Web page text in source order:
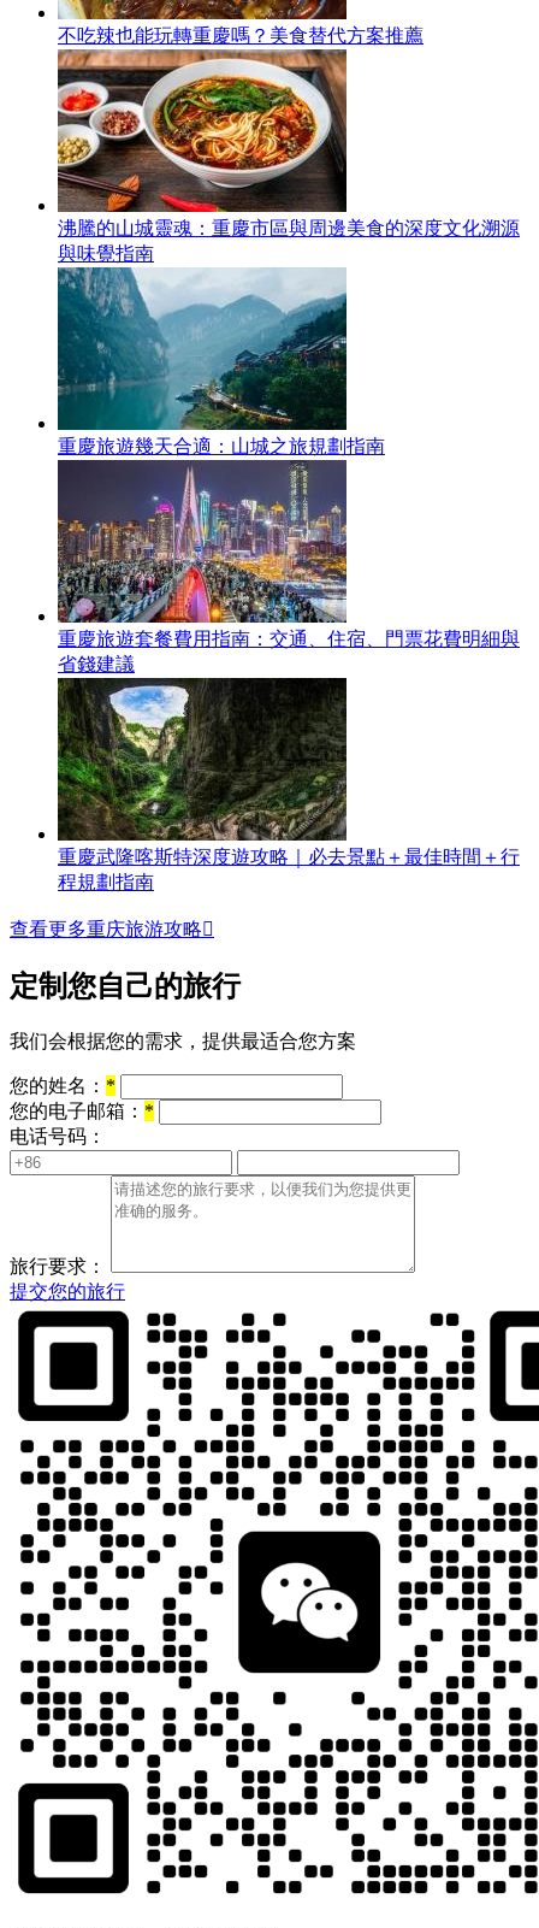
不吃辣也能玩轉重慶嗎？美食替代方案推薦
沸騰的山城靈魂：重慶市區與周邊美食的深度文化溯源
與味覺指南
重慶旅遊幾天合適：山城之旅規劃指南
重慶旅遊套餐費用指南：交通、住宿、門票花費明細與
省錢建議
重慶武隆喀斯特深度遊攻略｜必去景點＋最佳時間＋行
程規劃指南
查看更多重庆旅游攻略
定制您自己的旅行
我们会根据您的需求，提供最适合您方案
您的姓名： *
您的电子邮箱： *
电话号码：
旅行要求：
提交您的旅行